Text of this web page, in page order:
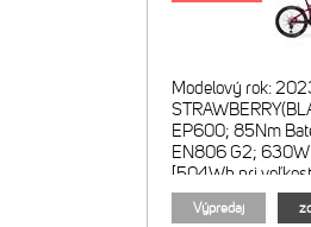
Modelový rok:
EP600; 85Nm
EN806 G2;
[504Wh pri
Shimano SC-
Výpredaj